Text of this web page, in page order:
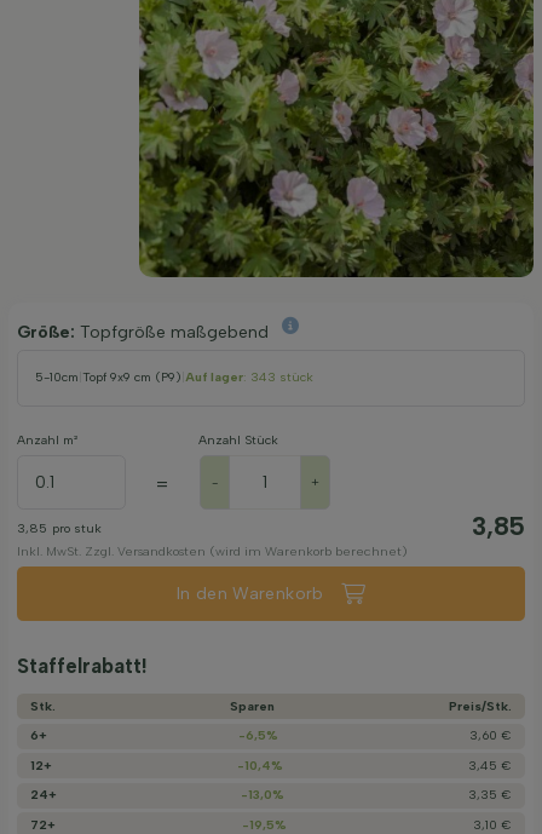
Größe: Topfgröße maßgebend
5-10cm Topf 9x9 cm (P9) Auf lager: 343 stück
Anzahl m²
=
Anzahl Stück
- +
3,85 pro stuk 3,85
Inkl. MwSt. Zzgl. Versandkosten (wird im Warenkorb berechnet)
In den Warenkorb
Staffelrabatt!
Stk. Sparen
Preis/­Stk.
6+
-6,5%
3,60 €
12+
-10,4%
3,45 €
24+
-13,0%
3,35 €
72+
-19,5%
3,10 €